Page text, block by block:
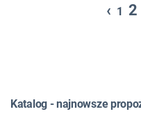
‹ 1 2
Katalog - najnowsze